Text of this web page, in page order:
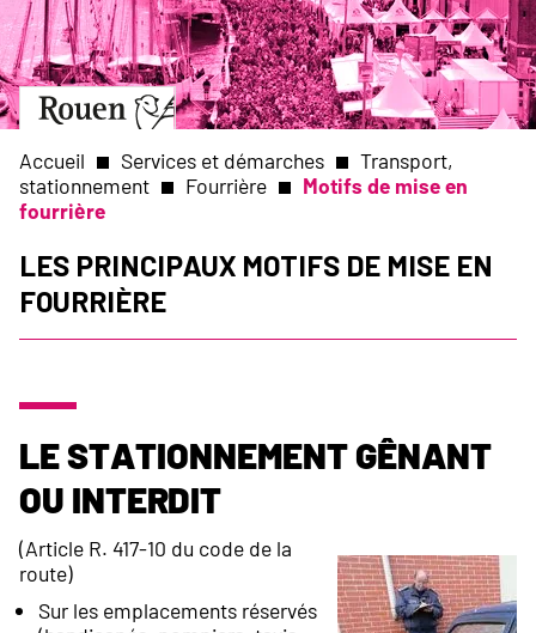
Aller
au
contenu
principal
Aller
à
page
d’accueil
Slide
of
1
d'Ariane
Accueil Services et démarches
Transport,
stationnement
Fourrière
Motifs de mise en
fourrière
Les principaux motifs de mise en
fourrière
Le stationnement gênant
ou interdit
(Article R. 417-10 du code de la
route)
Sur les emplacements réservés